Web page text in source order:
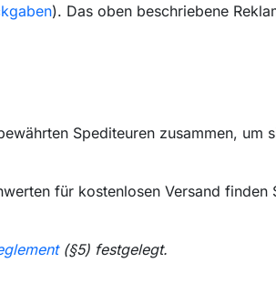
). Das oben beschriebene
Spediteuren zusammen, um
für kostenlosen Versand finden
(§5) festgelegt.